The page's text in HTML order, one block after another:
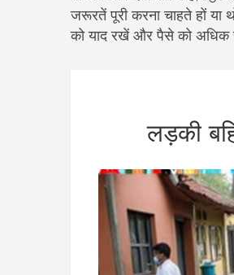
जरूरतें पूरी करना चाहते हों
को याद रखें और पैसे को अधिक
लड़की